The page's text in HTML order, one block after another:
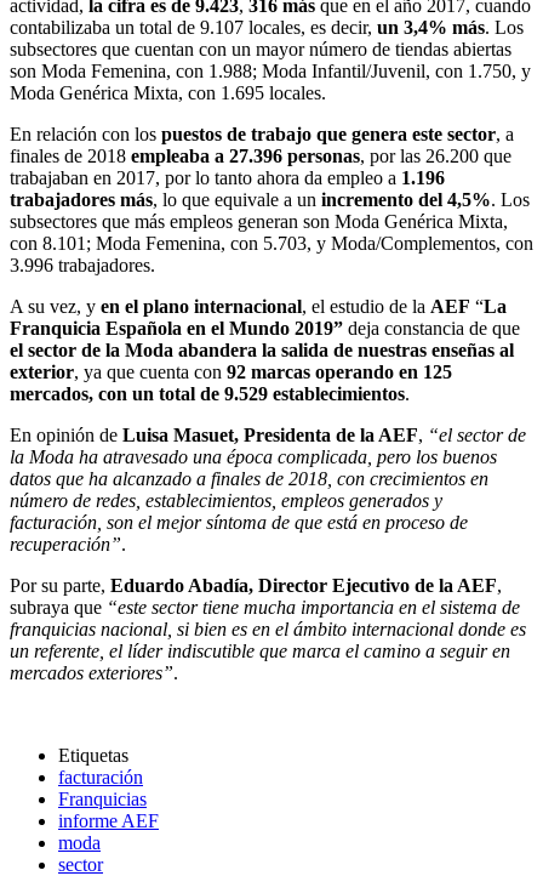
actividad, la cifra es de 9.423, 316 más que en el año 2017, cuando
contabilizaba un total de 9.107 locales, es decir, un 3,4% más. Los
subsectores que cuentan con un mayor número de tiendas abiertas
son Moda Femenina, con 1.988; Moda Infantil/Juvenil, con 1.750, y
Moda Genérica Mixta, con 1.695 locales.
En relación con los puestos de trabajo que genera este sector, a
finales de 2018 empleaba a 27.396 personas, por las 26.200 que
trabajaban en 2017, por lo tanto ahora da empleo a 1.196
trabajadores más, lo que equivale a un incremento del 4,5%. Los
subsectores que más empleos generan son Moda Genérica Mixta,
con 8.101; Moda Femenina, con 5.703, y Moda/Complementos, con
3.996 trabajadores.
A su vez, y en el plano internacional, el estudio de la AEF “La
Franquicia Española en el Mundo 2019” deja constancia de que
el sector de la Moda abandera la salida de nuestras enseñas al
exterior, ya que cuenta con 92 marcas operando en 125
mercados, con un total de 9.529 establecimientos.
En opinión de Luisa Masuet, Presidenta de la AEF, “el sector de
la Moda ha atravesado una época complicada, pero los buenos
datos que ha alcanzado a finales de 2018, con crecimientos en
número de redes, establecimientos, empleos generados y
facturación, son el mejor síntoma de que está en proceso de
recuperación”.
Por su parte, Eduardo Abadía, Director Ejecutivo de la AEF,
subraya que “este sector tiene mucha importancia en el sistema de
franquicias nacional, si bien es en el ámbito internacional donde es
un referente, el líder indiscutible que marca el camino a seguir en
mercados exteriores”.
Etiquetas
facturación
Franquicias
informe AEF
moda
sector